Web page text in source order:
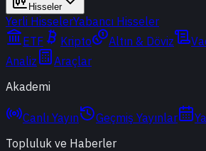
Hisseler
Yerli HisselerYabancı Hisseler
ETF
Kripto Altın & Döviz
Analiz
Araçlar
Akademi
Canlı Yayın Geçmiş Yayınlar
Topluluk ve Haberler